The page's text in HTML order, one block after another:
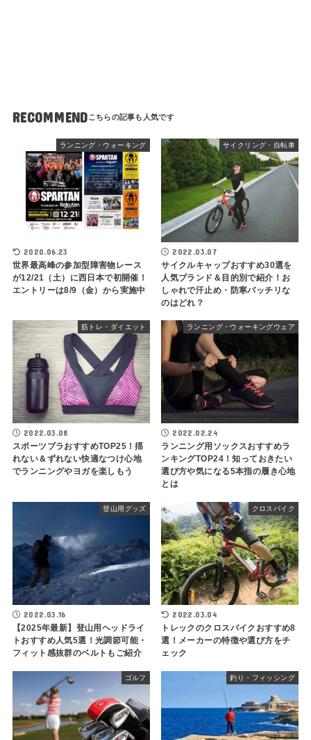
RECOMMEND
ランニング・ウォーキング
2020.06.23
世界最高峰の参加型障害物レース
が12/21（土）に西日本で初開催！
エントリーは8/9（金）から実施中
サイクリング・自転車
2022.03.07
サイクルキャップおすすめ30選を
人気ブランド＆目的別で紹介！お
しゃれで汗止め・防寒バッチリな
のはどれ？
筋トレ・ダイエット
2022.03.08
スポーツブラおすすめTOP25！揺
れない＆ずれない快適なつけ心地
でランニングやヨガを楽しもう
ランニング・ウォーキングウェア
2022.02.24
ランニング用ソックスおすすめラ
ンキングTOP24！知っておきたい
選び方や気になる5本指の履き心地
とは
登山用グッズ
2022.03.16
【2025年最新】登山用ヘッドライ
トおすすめ人気5選！光調節可能・
フィット感抜群のベルトもご紹介
クロスバイク
2022.03.04
トレックのクロスバイクおすすめ8
選！メーカーの特徴や選び方をチ
ェック
ゴルフ 釣り・フィッシング